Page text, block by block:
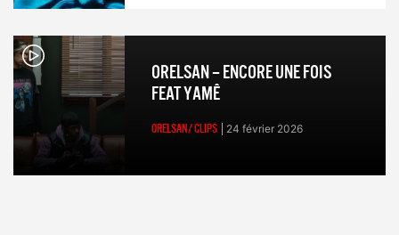
ORELSAN – ENCORE UNE FOIS
FEAT YAMÊ
ORELSAN/ CLIPS 24 février 2026